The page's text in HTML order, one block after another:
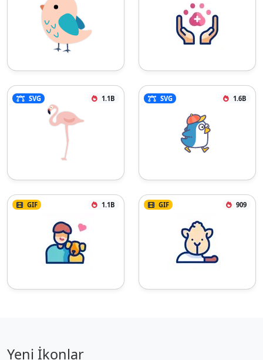
SVG 1.1B SVG 1.6B
GIF 1.1B GIF 909
Yeni İkonlar